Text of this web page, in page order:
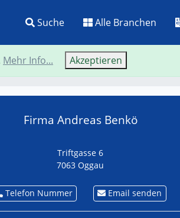
Suche Alle Branchen
Firma Andreas Benkö
Triftgasse 6
7063 Oggau
Telefon Nummer Email senden
Mehr Info... Akzeptieren